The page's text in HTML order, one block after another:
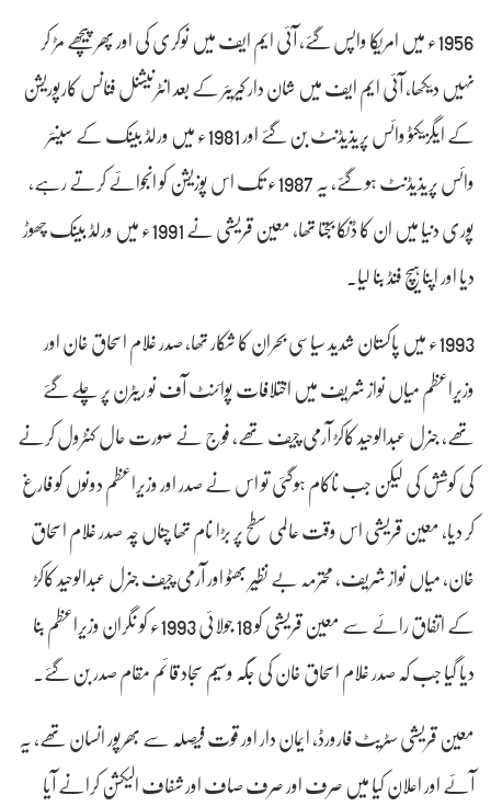
1956ء میں امریکا واپس گئے، آئی ایم ایف میں نوکری کی اور پھر پیچھے مڑ کر
نہیں دیکھا، آئی ایم ایف میں شان دار کیریئر کے بعد انٹرنیشنل فنانس کارپوریشن
کے ایگزیکٹو وائس پریذیڈنٹ بن گئے اور 1981ء میں ورلڈ بینک کے سینئر
وائس پریذیڈنٹ ہو گئے، یہ 1987ء تک اس پوزیشن کو انجوائے کرتے رہے،
پوری دنیا میں ان کا ڈنکا بجتا تھا، معین قریشی نے 1991ء میں ورلڈ بینک چھوڑ
دیا اور اپنا ہیچ فنڈ بنا لیا۔
1993ء میں پاکستان شدید سیاسی بحران کا شکار تھا، صدر غلام اسحاق خان اور
وزیراعظم میاں نواز شریف میں اختلافات پوائنٹ آف نو ریٹرن پر چلے گئے
تھے، جنرل عبدالوحید کاکڑ آرمی چیف تھے، فوج نے صورت حال کنٹرول کرنے
کی کوشش کی لیکن جب ناکام ہوگئی تو اس نے صدر اور وزیراعظم دونوں کو فارغ
کر دیا، معین قریشی اس وقت عالمی سطح پر بڑا نام تھا چناں چہ صدر غلام اسحاق
خان، میاں نواز شریف، محترمہ بے نظیر بھٹو اور آرمی چیف جنرل عبدالوحید کاکڑ
کے اتفاق رائے سے معین قریشی کو 18 جولائی 1993ء کو نگران وزیراعظم بنا
دیا گیا جب کہ صدر غلام اسحاق خان کی جگہ وسیم سجاد قائم مقام صدر بن گئے۔
معین قریشی سٹریٹ فارورڈ، ایمان دار اور قوت فیصلہ سے بھرپور انسان تھے، یہ
آئے اور اعلان کیا میں صرف اور صرف صاف اور شفاف الیکشن کرانے آیا